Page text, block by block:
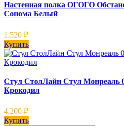
Настенная полка ОГОГО
Сонома Белый
1.520 ₽
Купить
Стул СтолЛайн Стул Монреаль
Крокодил
4.200 ₽
Купить